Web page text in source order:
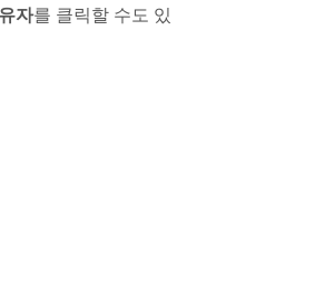
자를 클릭할 수도 있